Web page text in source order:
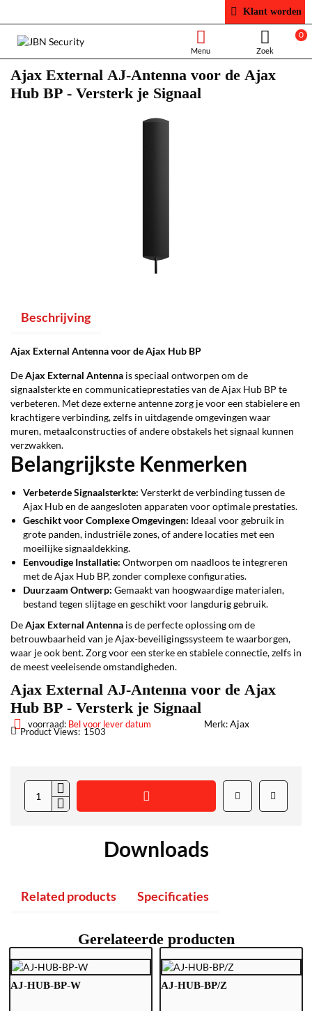
Klant worden
0
Ajax External AJ-Antenna voor de Ajax
Hub BP - Versterk je Signaal
Beschrijving
Ajax External Antenna voor de Ajax Hub BP
DeAjax External Antenna is speciaal ontworpen om de
signaalsterkte en communicatieprestaties van de Ajax Hub BP te
verbeteren. Met deze externe antenne zorg je voor een stabielere en
krachtigere verbinding, zelfs in uitdagende omgevingen waar
muren, metaalconstructies of andere obstakels het signaal kunnen
verzwakken.
Belangrijkste Kenmerken
Verbeterde Signaalsterkte: Versterkt de verbinding tussen de
Ajax Hub en de aangesloten apparaten voor optimale prestaties.
Geschikt voor Complexe Omgevingen: Ideaal voor gebruik in
grote panden, industriële zones, of andere locaties met een
moeilijke signaaldekking.
Eenvoudige Installatie: Ontworpen om naadloos te integreren
met de Ajax Hub BP, zonder complexe configuraties.
Duurzaam Ontwerp: Gemaakt van hoogwaardige materialen,
bestand tegen slijtage en geschikt voor langdurig gebruik.
DeAjax External Antenna is de perfecte oplossing om de
betrouwbaarheid van je Ajax-beveiligingssysteem te waarborgen,
waar je ook bent. Zorg voor een sterke en stabiele connectie, zelfs in
de meest veeleisende omstandigheden.
Ajax External AJ-Antenna voor de Ajax
Hub BP - Versterk je Signaal
voorraad: Bel voor lever datum Merk: Ajax
Product Views: 1503
Downloads
Related products Specificaties
Gerelateerde producten
AJ-HUB-BP-W AJ-HUB-BP/Z